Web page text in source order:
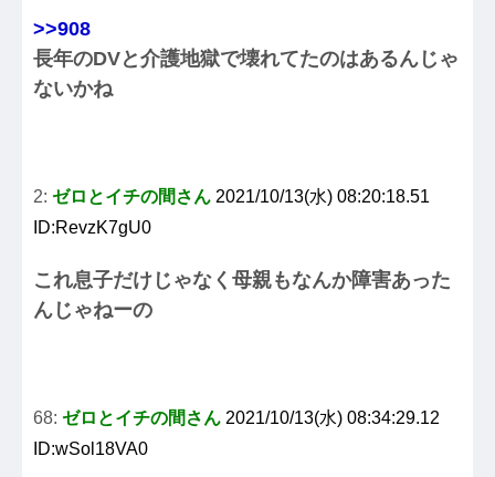
>>908
長年のDVと介護地獄で壊れてたのはあるんじゃ
ないかね
2: ゼロとイチの間さん 2021/10/13(水) 08:20:18.51
ID:RevzK7gU0
これ息子だけじゃなく母親もなんか障害あった
んじゃねーの
68: ゼロとイチの間さん 2021/10/13(水) 08:34:29.12
ID:wSol18VA0